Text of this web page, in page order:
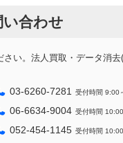
合わせ
い。法人買取・データ消
03-6260-7281 受付時間 9:00
06-6634-9004 受付時間
052-454-1145 受付時間